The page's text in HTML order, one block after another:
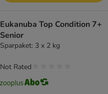
Eukanuba Top Condition 7+
Senior
Sparpaket: 3 x 2 kg
Not Rated